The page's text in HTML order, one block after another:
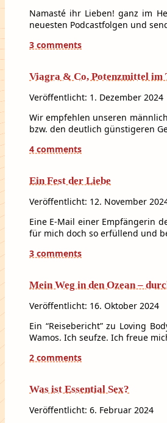
Namasté ihr Lieben! ganz im
neuesten Podcastfolgen und
3 comments
Viagra & Co, Potenzmittel im
Veröffentlicht: 1. Dezember 2024
Wir empfehlen unseren
bzw. den deutlich günstigeren
4 comments
Ein Fest der Liebe
Veröffentlicht: 12. November
Eine E-Mail einer Empfängerin
für mich doch so erfüllend und
3 comments
Mein Weg in den Ozean –
Veröffentlicht: 16. Oktober 2024
Ein “Reisebericht” zu Loving
Wamos. Ich seufze. Ich freue
2 comments
Was ist Essential Sex?
Veröffentlicht: 6. Februar 2024